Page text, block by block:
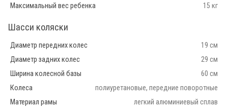
Максимальный вес ребенка
15 кг
Шасси коляски
Диаметр передних колес
19 см
Диаметр задних колес
29 см
Ширина колесной базы
60 см
Колеса
полиуретановые, передние поворотные
Материал рамы
легкий алюминиевый сплав